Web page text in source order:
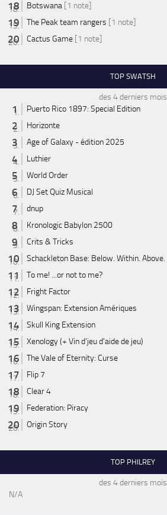
Botswana [1 note]
The Peak team rangers [1 note]
Cactus Game [1 note]
TOP SWATSH
des 4 derniers mois
Puerto Rico 1897: Special Edition
Horizonte
Age of Galaxy - édition 2025
Luthier
World Order
DJ Set Quiz Musical
dnup
Kronologic Babylon 2500
Crits & Tricks
Schackleton Base: Below. Within. Above.
To me! ...or not to me?
Fright Factor
Wingspan: Extension Amériques
Skull King Extension
Xenology (+ Vin d'jeu d'aide de jeu)
The Vale of Eternity: Curse
Flip 7
Clear 4
Federation: Piracy
Origin Story
TOP PHILREY
des 4 derniers mois
N/A